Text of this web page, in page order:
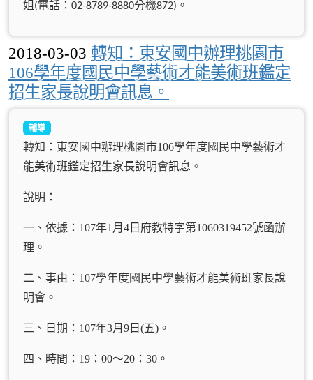
姐 (電話： 02-8789-8880分機872) 。
2018-03-03 轉知：東安國中辦理桃園市
106學年度國民中學藝術才能美術班鑑定
招生家長說明會訊息。
輔導
轉知：東安國中辦理桃園市106學年度國民中學藝術才
能美術班鑑定招生家長說明會訊息。
說明：
一、依據：107年1月4日府教特字第1060319452號函辦
理。
二、事由：107學年度國民中學藝術才能美術班家長說
明會。
三、日期：107年3月9日(五)。
四、時間：19：00～20：30。